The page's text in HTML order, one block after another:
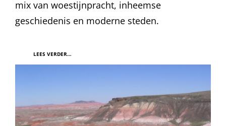
mix van woestijnpracht, inheemse
geschiedenis en moderne steden.
LEES VERDER…